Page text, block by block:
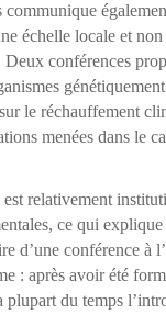
échelle locale et
conférences
le réchauffement
menées dans le
relativement
ce qui
d’une conférence à
: après avoir été
du temps